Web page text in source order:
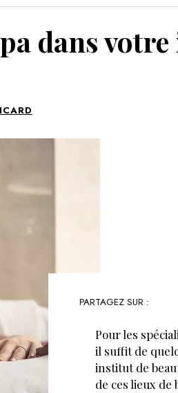
dans
PARTAGEZ SUR :
Pour les
il suffit de
institut de
de ces lieux de